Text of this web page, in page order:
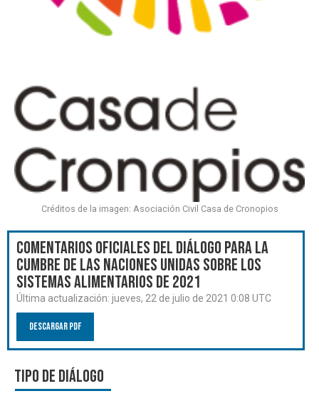
Comentarios oficiales del Diálogo para la
Cumbre de las Naciones Unidas sobre los
Sistemas Alimentarios de 2021
Última actualización: jueves, 22 de julio de 2021 0:08 UTC
Descargar PDF
Tipo de diálogo
Créditos de la imagen: Asociación Civil Casa de Cronopios